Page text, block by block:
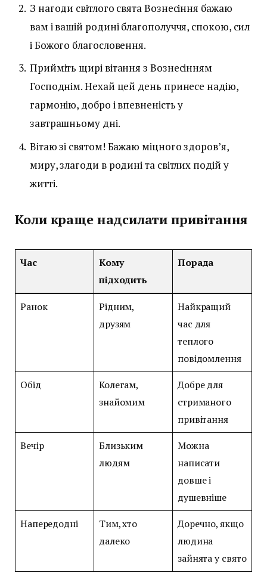
З нагоди світлого свята Вознесіння бажаю
вам і вашій родині благополуччя, спокою, сил
і Божого благословення.
Прийміть щирі вітання з Вознесінням
Господнім. Нехай цей день принесе надію,
гармонію, добро і впевненість у
завтрашньому дні.
Вітаю зі святом! Бажаю міцного здоров’я,
миру, злагоди в родині та світлих подій у
житті.
Коли краще надсилати привітання
Час
Кому
підходить
Порада
Ранок
Рідним,
друзям
Найкращий
час для
теплого
повідомлення
Обід
Колегам,
знайомим
Добре для
стриманого
привітання
Вечір
Близьким
людям
Можна
написати
довше і
душевніше
Напередодні
Тим, хто
далеко
Доречно, якщо
людина
зайнята у свято